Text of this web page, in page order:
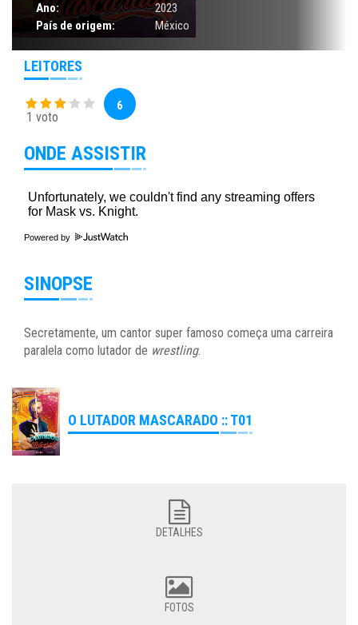
Ano:
2023
País de origem:
México
LEITORES
1 voto
6
ONDE ASSISTIR
Powered by
SINOPSE
Secretamente, um cantor super famoso começa uma carreira
paralela como lutador de wrestling.
O LUTADOR MASCARADO :: T01
DETALHES
FOTOS